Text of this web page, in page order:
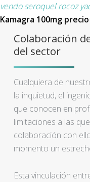
vendo seroquel rocoz
Kamagra 100mg precio
Colaboración
del sector
Cualquiera de
la inquietud, el
que conocen en
limitaciones a las
colaboración con
momento un
Esta vinculación